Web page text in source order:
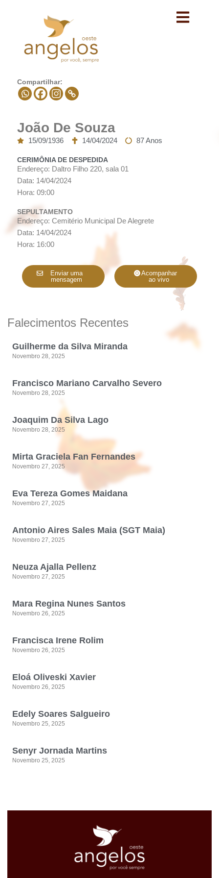
Compartilhar:
João De Souza
15/09/1936 14/04/2024 87 Anos
CERIMÔNIA DE DESPEDIDA
Endereço: Daltro Filho 220, sala 01
Data: 14/04/2024
Hora: 09:00
SEPULTAMENTO
Endereço: Cemitério Municipal De Alegrete
Data: 14/04/2024
Hora: 16:00
Enviar uma
mensagem
Acompanhar
ao vivo
Falecimentos Recentes
Guilherme da Silva Miranda
Novembro 28, 2025
Francisco Mariano Carvalho Severo
Novembro 28, 2025
Joaquim Da Silva Lago
Novembro 28, 2025
Mirta Graciela Fan Fernandes
Novembro 27, 2025
Eva Tereza Gomes Maidana
Novembro 27, 2025
Antonio Aires Sales Maia (SGT Maia)
Novembro 27, 2025
Neuza Ajalla Pellenz
Novembro 27, 2025
Mara Regina Nunes Santos
Novembro 26, 2025
Francisca Irene Rolim
Novembro 26, 2025
Eloá Oliveski Xavier
Novembro 26, 2025
Edely Soares Salgueiro
Novembro 25, 2025
Senyr Jornada Martins
Novembro 25, 2025